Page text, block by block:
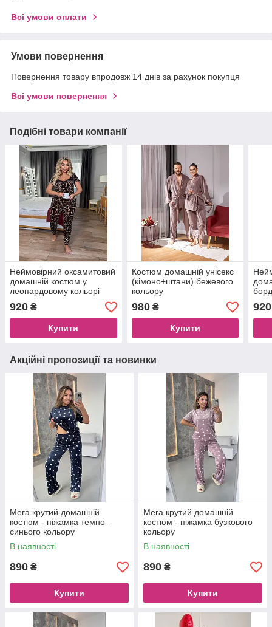
Всі умови оплати
Умови повернення
Повернення товару впродовж 14 днів за рахунок покупця
Всі умови повернення
Подібні товари компанії
Неймовірний оксамитовий
домашній костюм у
леопардовому кольорі
920 ₴
Купити
Костюм домашній унісекс
(кімоно+штани) бежевого
кольору
980₴
Купити
920
Акційні пропозиції та новинки
Мега крутий домашній
костюм - піжамка темно-
синього кольору
В наявності
890 ₴
Купити
Мега крутий домашній
костюм - піжамка бузкового
кольору
В наявності
890 ₴
Купити